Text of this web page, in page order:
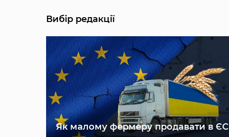
Вибір редакції
Як малому фермеру продавати в ЄС